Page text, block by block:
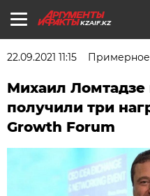
KZAIF.KZ
22.09.2021 11:15 Примерное
Михаил Ломтадзе
получили три
Growth Forum